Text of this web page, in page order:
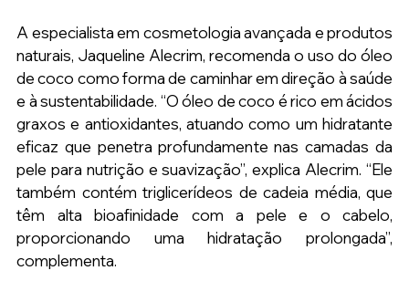
A especialista em cosmetologia avançada e produtos
naturais, Jaqueline Alecrim, recomenda o uso do óleo
de coco como forma de caminhar em direção à saúde
e à sustentabilidade. “O óleo de coco é rico em ácidos
graxos e antioxidantes, atuando como um hidratante
eficaz que penetra profundamente nas camadas da
pele para nutrição e suavização”, explica Alecrim. “Ele
também contém triglicerídeos de cadeia média, que
têm alta bioafinidade com a pele e o cabelo,
proporcionando uma hidratação prolongada”,
complementa.